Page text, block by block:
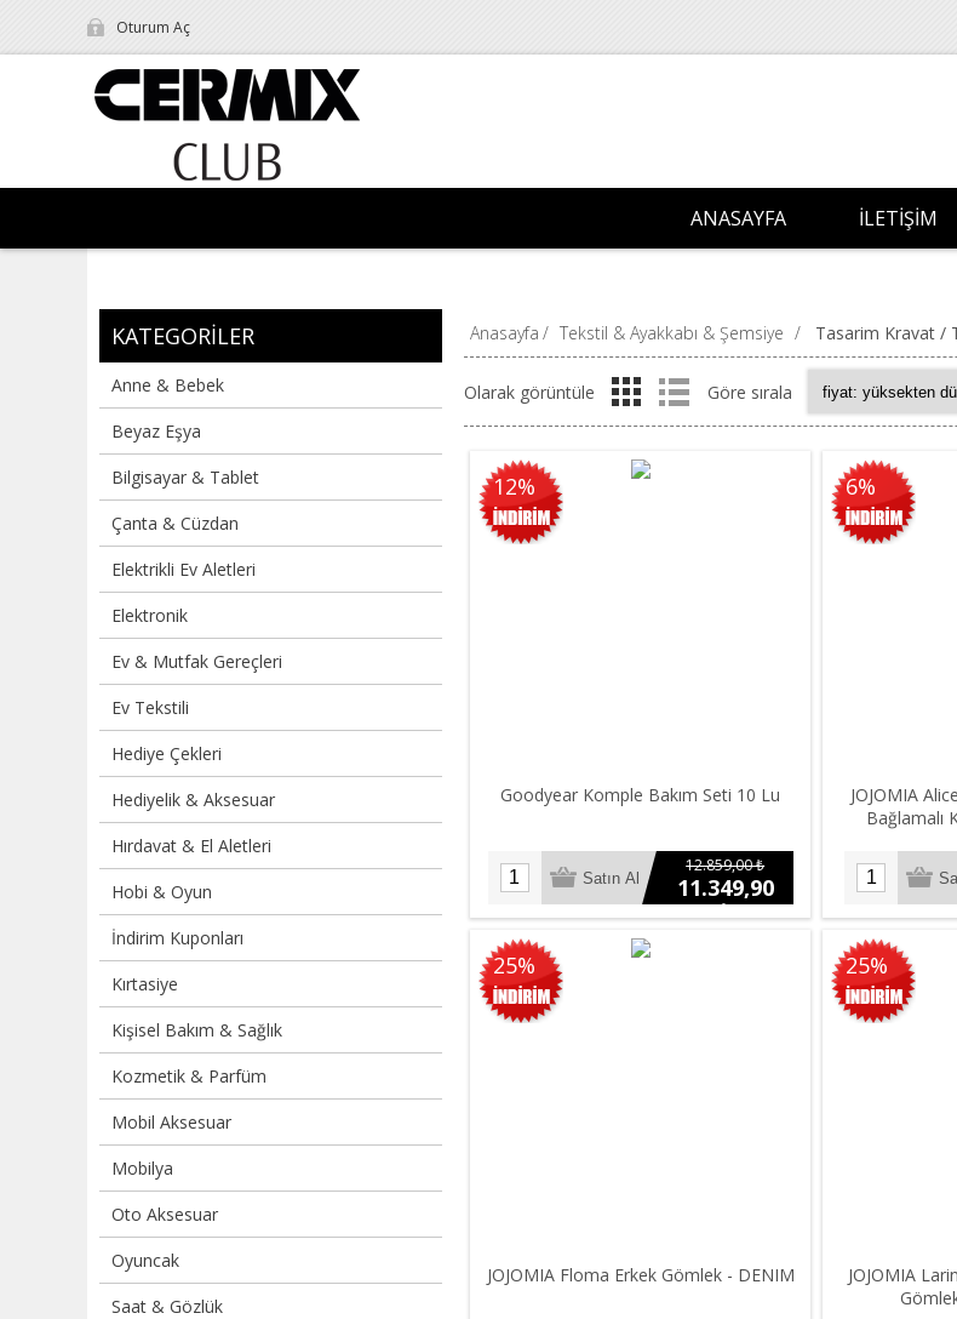
Oturum Aç
ANASAYFA İLETIŞIM
KATEGORILER
Anne & Bebek
Beyaz Eşya
Bilgisayar & Tablet
Çanta & Cüzdan
Elektrikli Ev Aletleri
Elektronik
Ev & Mutfak Gereçleri
Ev Tekstili
Hediye Çekleri
Hediyelik & Aksesuar
Hırdavat & El Aletleri
Hobi & Oyun
İndirim Kuponları
Kırtasiye
Kişisel Bakım & Sağlık
Kozmetik & Parfüm
Mobil Aksesuar
Mobilya
Oto Aksesuar
Oyuncak
Saat & Gözlük
Anasayfa / Tekstil & Ayakkabı & Şemsiye / Tasarim Kravat /
Olarak görüntüle Göre sırala
12%
Goodyear Komple Bakım Seti 10 Lu
12.859,00 ₺
11.349,90
₺
6%
JOJOMIA
Bağlamalı
25%
JOJOMIA Floma Erkek Gömlek - DENIM
25%
JOJOMIA